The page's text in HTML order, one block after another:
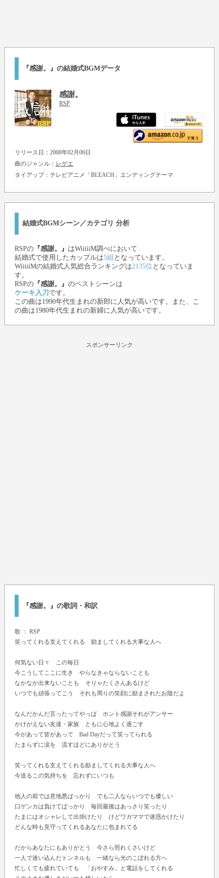
『感謝。』の結婚式BGMデータ
感謝。
RSP
リリース日：2008年02月06日
曲のジャンル： レゲエ
タイアップ：テレビアニメ「BLEACH」エンディングテーマ
結婚式BGMシーン／カテゴリ 分析
RSPの『感謝。』 はWiiiiiM調べにおいて
結婚式で使用したカップルは5組 となっています。
WiiiiiMの結婚式人気総合ランキングは2135位 となっていま
す。
RSPの『感謝。』 のベストシーンは
ケーキ入刀 です。
この曲は1990年代生まれの新郎に人気が高いです。また、こ
の曲は1980年代生まれの新婦に人気が高いです。
スポンサーリンク
『感謝。』の歌詞・和訳
歌 ： RSP
笑ってくれる支えてくれる 励ましてくれる大事な人へ
何気ない日々 この毎日
今こうしてここに生き やらなきゃならないことも
なかなか出来ないことも そりゃたくさんあるけど
いつでも頑張ってこう それも周りの笑顔に励まされたお陰だよ
なんだかんだ言ったってやっぱ ホント感謝それがアンサー
かけがえない友達・家族 ともに心地よく過ごす
今があって皆があって Bad Dayだって笑ってられる
たまらずに涙を 流すほどにありがとう
笑ってくれる支えてくれる励ましてくれる大事な人へ
今送るこの気持ちを 忘れずにいつも
他人の前では意地悪ばっかり でも二人ならいつでも優しい
口ゲンカは負けてばっかり 毎回最後はあっさり笑ったり
たまにはオシャレして出掛けたり けどワガママで迷惑かけたり
どんな時も見守ってくれるあなたに包まれてる
だからあなたにもありがとう 今さら照れくさいけど
一人で迷い込んだトンネルも 一緒なら光のこぼれる方へ
忙しくても疲れていても 「おやすみ」と電話をしてくれる